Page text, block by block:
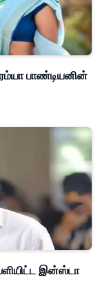
பாண்டியனின்
இன்ஸ்டா